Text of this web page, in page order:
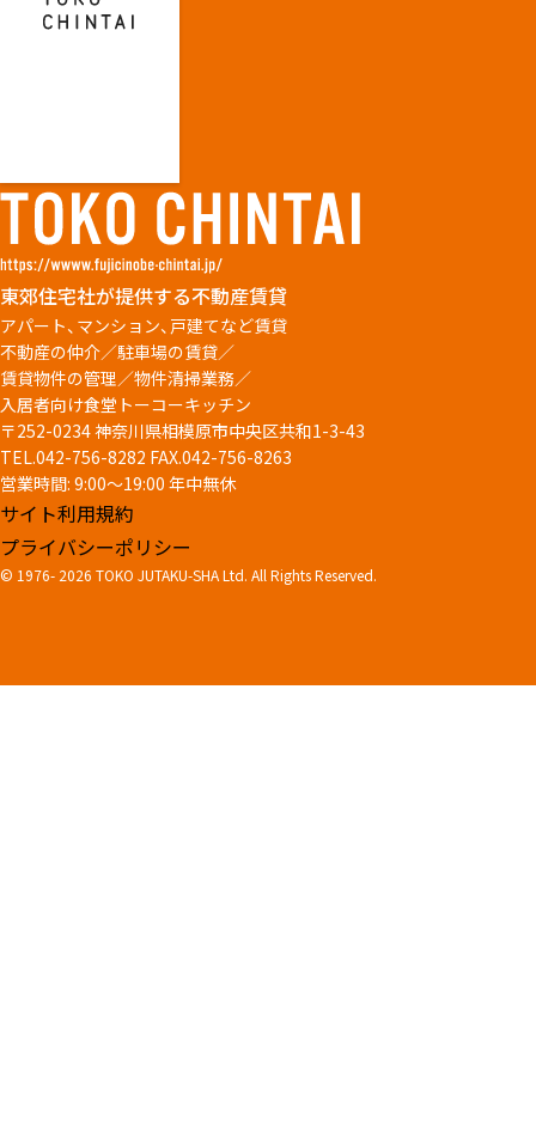
東郊住宅社が提供する不動産賃貸
アパート、マンション、戸建てなど賃貸
不動産の仲介／駐車場の賃貸／
賃貸物件の管理／物件清掃業務／
入居者向け食堂トーコーキッチン
〒252-0234 神奈川県相模原市中央区共和1-3-43
TEL.042-756-8282 FAX.042-756-8263
営業時間: 9:00～19:00 年中無休
サイト利用規約
プライバシーポリシー
© 1976-2026 TOKO JUTAKU-SHA Ltd. All Rights Reserved.